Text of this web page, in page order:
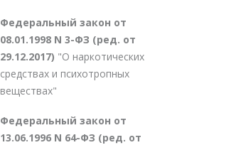
Федеральный закон от
08.01.1998 N 3-ФЗ (ред. от
29.12.2017) "О наркотических
средствах и психотропных
веществах"
Федеральный закон от
13.06.1996 N 64-ФЗ (ред. от